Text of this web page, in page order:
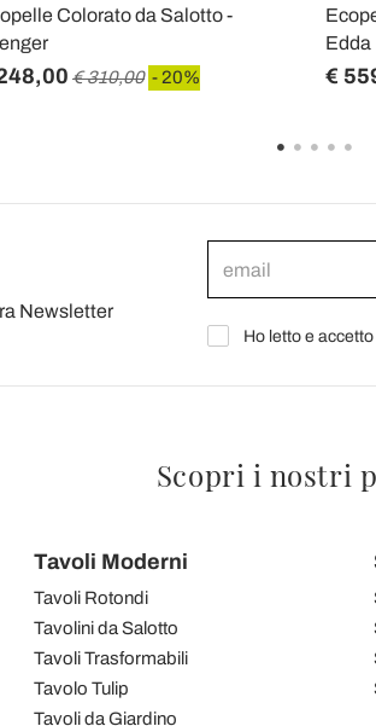
Colorato da Salotto -
€ 310,00 - 20%
Edda
€
Newsletter
Ho letto e
Scopri i nostri
Tavoli Moderni
Tavoli Rotondi
Tavolini da Salotto
Tavoli Trasformabili
Tavolo Tulip
Tavoli da Giardino